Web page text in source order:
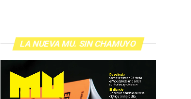
LA NUEVA MU. SIN CHAMUYO